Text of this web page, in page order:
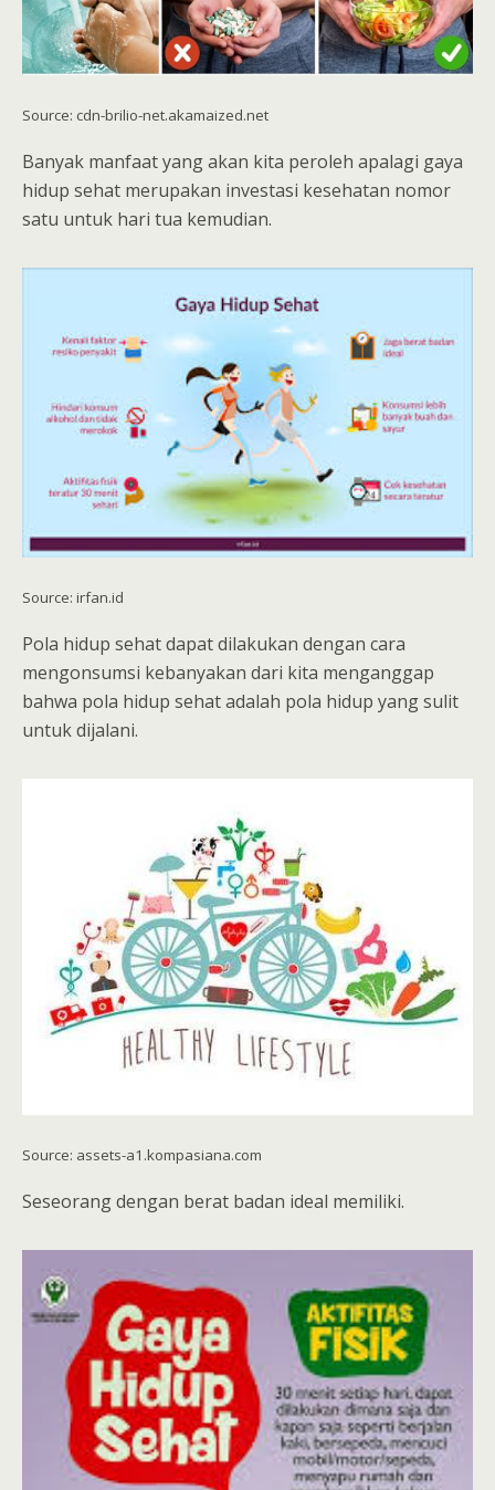
Source: cdn-brilio-net.akamaized.net
Banyak manfaat yang akan kita peroleh apalagi gaya
hidup sehat merupakan investasi kesehatan nomor
satu untuk hari tua kemudian.
Source: irfan.id
Pola hidup sehat dapat dilakukan dengan cara
mengonsumsi kebanyakan dari kita menganggap
bahwa pola hidup sehat adalah pola hidup yang sulit
untuk dijalani.
Source: assets-a1.kompasiana.com
Seseorang dengan berat badan ideal memiliki.